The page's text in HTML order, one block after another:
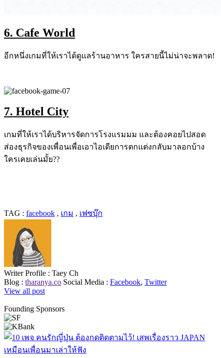
6. Cafe World
อีกหนึ่งเกมที่ให้เราได้ดูแลร้านอาหาร ใครสายนี้ไม่น่าจะพลาด!
7. Hotel City
เกมที่ให้เราได้บริหารจัดการโรงแรมมม และต้องคอยไปสอด
ส่องธุรกิจของเพื่อนเพื่อเอาไอเดียการตกแต่งกลับมาลอกบ้าง
ใครเคยเล่นมั้ย??
TAG : facebook , เกม , เฟซบุ๊ก
Writer Profile : Taey Ch
Blog : tharanya.co Social Media : Facebook, Twitter
View all post
Founding Sponsors